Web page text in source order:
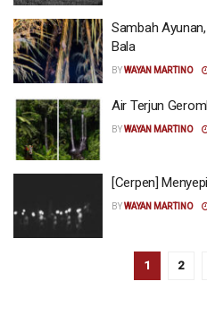
Sambah
Bala
BYWAYAN MARTINO
Air Terjun
BYWAYAN MARTINO
[Cerpen]
BYWAYAN MARTINO
1 2